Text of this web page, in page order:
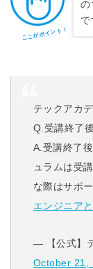
ここがポイント！
の
で
テックアカ
Q.受講終了
A.受講終了
ュラムは受
な際はサポ
エンジニア
— 【公式】
October 21,